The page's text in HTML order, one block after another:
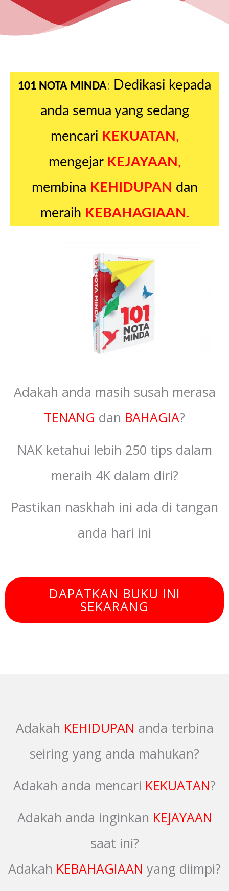
101 NOTA MINDA: Dedikasi kepada
anda semua yang sedang
mencari KEKUATAN ,
mengejar KEJAYAAN ,
membina KEHIDUPAN dan
meraih KEBAHAGIAAN .
Adakah anda masih susah merasa
TENANG dan BAHAGIA?
NAK ketahui lebih 250 tips dalam
meraih 4K dalam diri?
Pastikan naskhah ini ada di tangan
anda hari ini
DAPATKAN BUKU INI
SEKARANG
Adakah KEHIDUPAN anda terbina
seiring yang anda mahukan?
Adakah anda mencari KEKUATAN?
Adakah anda inginkan KEJAYAAN
saat ini?
Adakah KEBAHAGIAAN yang diimpi?